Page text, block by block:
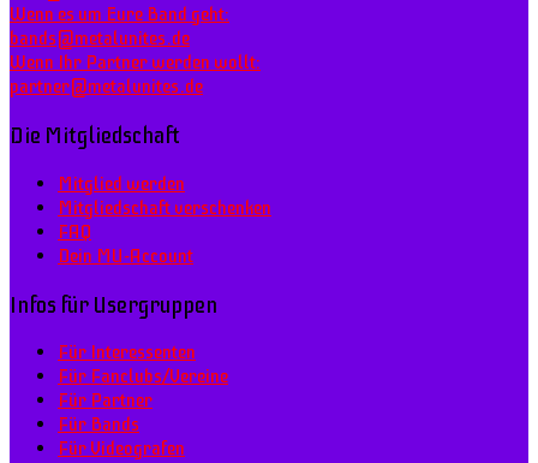
Wenn es um Eure Band geht:
bands@metalunites.de
Wenn Ihr Partner werden wollt:
partner@metalunites.de
Die Mitgliedschaft
Mitglied werden
Mitgliedschaft verschenken
FAQ
Dein MU-Account
Infos für Usergruppen
Für Interessenten
Für Fanclubs/Vereine
Für Partner
Für Bands
Für Videografen